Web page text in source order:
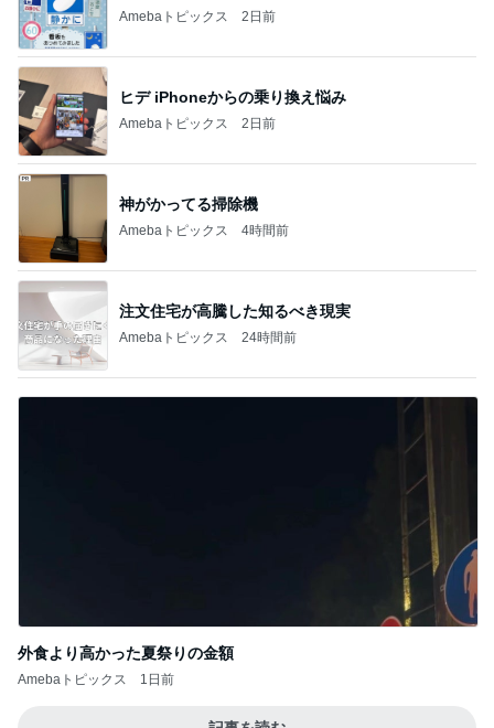
Amebaトピックス 2日前
神がかってる掃除機
Amebaトピックス 4時間前
注文住宅が高騰した知るべき現実
Amebaトピックス 24時間前